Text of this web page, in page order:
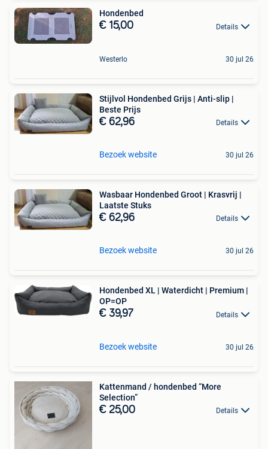
Hondenbed
€ 15,00 Details
Westerlo 30 jul 26
Stijlvol Hondenbed Grijs | Anti-slip |
Beste Prijs
€ 62,96 Details
Bezoek website 30 jul 26
Wasbaar Hondenbed Groot | Krasvrij |
Laatste Stuks
€ 62,96 Details
Bezoek website 30 jul 26
Hondenbed XL | Waterdicht | Premium |
OP=OP
€ 39,97 Details
Bezoek website 30 jul 26
Kattenmand / hondenbed “More
Selection”
€ 25,00 Details